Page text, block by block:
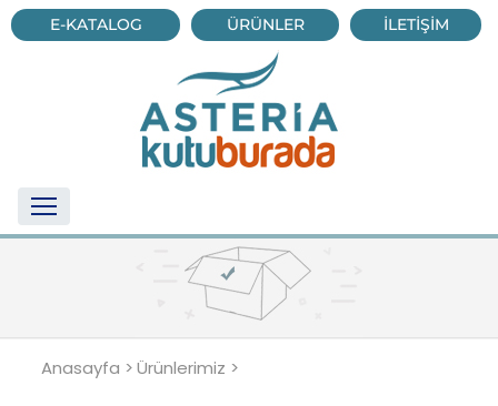
E-KATALOG ÜRÜNLER İLETİŞİM
Anasayfa >Ürünlerimiz >